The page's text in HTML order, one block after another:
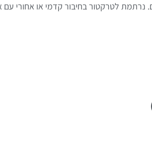
לטרקטור בחיבור קדמי או אחורי עם